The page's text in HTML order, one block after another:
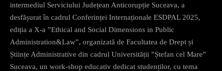
intermediul Serviciului Județean Anticorupție Suceava, a
desfășurat în cadrul Conferinței Internaționale ESDPAL 2025,
ediția a X-a ”Ethical and Social Dimensions in Public
Administration&Law”, organizată de Facultatea de Drept și
Științe Administrative din cadrul Universității ”Ștefan cel Mare”
Suceava, un work-shop educativ dedicat studenților, cu tema